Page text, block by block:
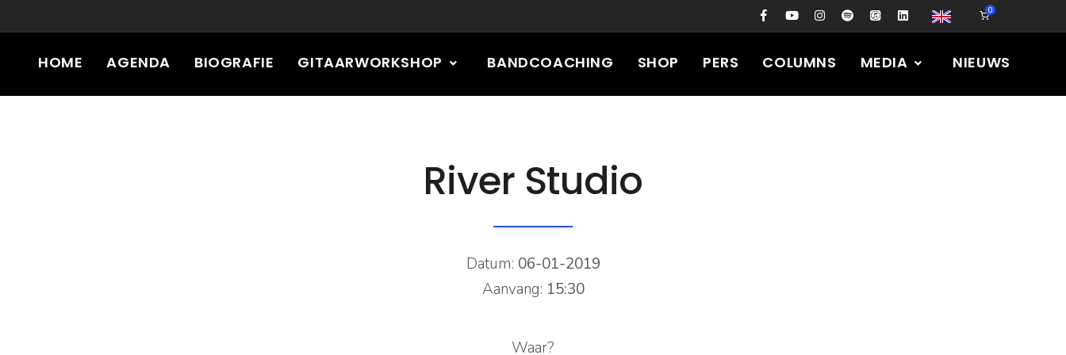
0
HOME AGENDA BIOGRAFIE GITAARWORKSHOP BANDCOACHING SHOP PERS COLUMNS MEDIA NIEUWS
River Studio
Datum: 06-01-2019
Aanvang: 15:30
Waar?